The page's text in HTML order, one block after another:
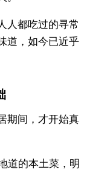
人都吃过的寻常
道，如今已近乎
期间，才开始真
道的本土菜，明